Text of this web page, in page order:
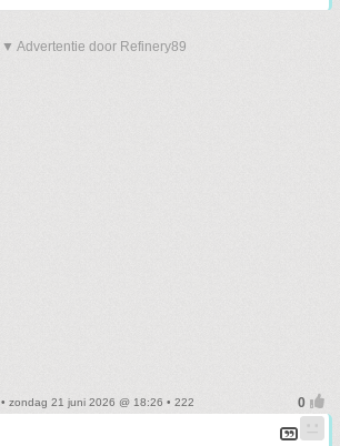
▼ Advertentie door Refinery89
• zondag 21 juni 2026 @ 18:26 • 222